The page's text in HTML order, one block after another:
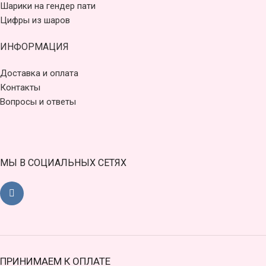
Шарики на гендер пати
Цифры из шаров
ИНФОРМАЦИЯ
Доставка и оплата
Контакты
Вопросы и ответы
МЫ В СОЦИАЛЬНЫХ СЕТЯХ
ПРИНИМАЕМ К ОПЛАТЕ